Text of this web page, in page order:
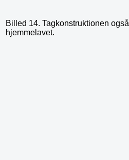
Billed 14. Tagkonstruktionen også
hjemmelavet.